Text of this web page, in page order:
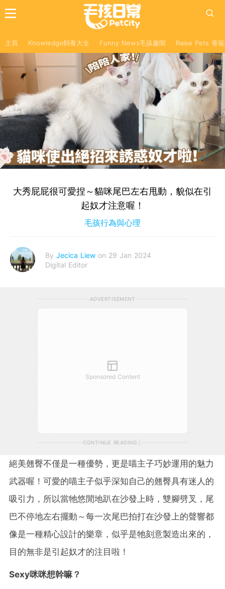
主頁 Knowledge飼養大全 Funny News毛孩趣聞 Raise Pets 養
大秀屁屁很可愛捏～貓咪尾巴左右甩動，貌似在引
起奴才注意喔！
毛孩行為與心理
By Jecica Liew on 29 Jan 2024
Digital Editor
ADVERTISEMENT
Sponsored Content
CONTINUE READING
絕美翹臀不僅是一種優勢，更是喵主子巧妙運用的魅力
武器喔！可愛的喵主子似乎深知自己的翹臀具有迷人的
吸引力，所以當牠悠閒地趴在沙發上時，雙腳劈叉，尾
巴不停地左右擺動～每一次尾巴拍打在沙發上的聲響都
像是一種精心設計的樂章，似乎是牠刻意製造出來的，
目的無非是引起奴才的注目啦！
Sexy咪咪想幹嘛？